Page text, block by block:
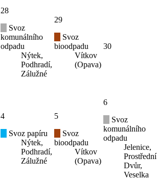
28
Svoz
komunálního
odpadu
Nýtek,
Podhradí,
Zálužné
29
Svoz
bioodpadu
Vítkov
(Opava)
30
4
Svoz papíru
Nýtek,
Podhradí,
Zálužné
5
Svoz
bioodpadu
Vítkov
(Opava)
6
Svoz
komunálního
odpadu
Jelenice,
Prostřední
Dvůr,
Veselka